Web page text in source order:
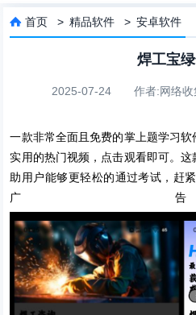
 首页 >精品软件 >安卓软件
焊工宝
2025-07-24 作者:网络
一款非常全面且免费的掌上题学习
实用的热门视频，点击观看即可。
助用户能够更轻松的通过考试，赶
广